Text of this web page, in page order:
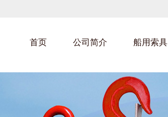
首页 公司简介 船用索具